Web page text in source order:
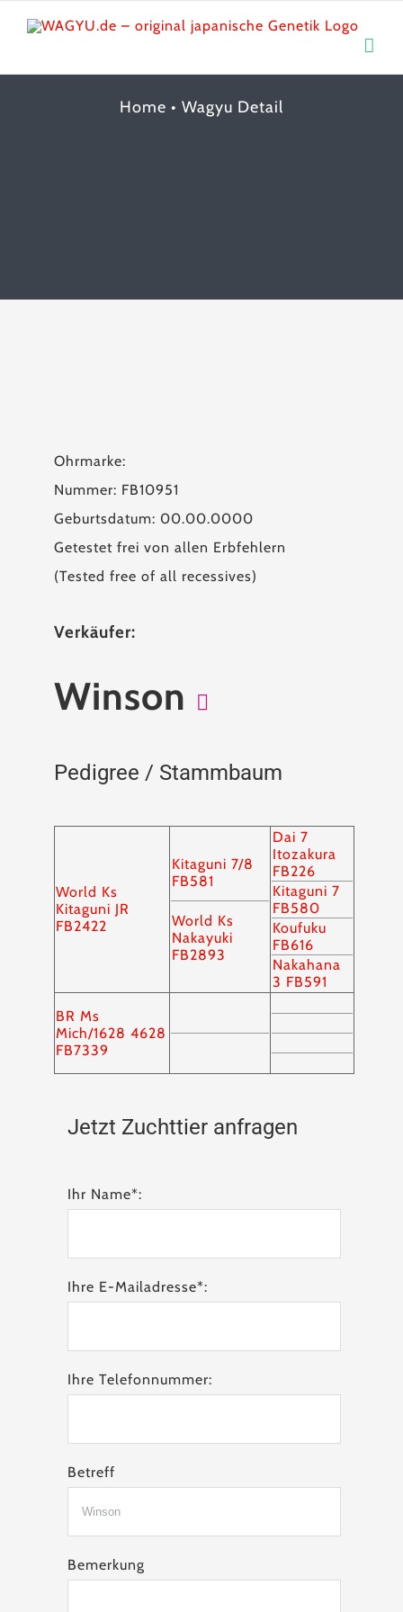
content
Home • Wagyu Detail
Ohrmarke:
Nummer: FB10951
Geburtsdatum: 00.00.0000
Getestet frei von allen Erbfehlern
(Tested free of all recessives)
Verkäufer:
Winson
Pedigree / Stammbaum
World Ks
Kitaguni JR
FB2422
Kitaguni 7/8
FB581
World Ks
Nakayuki
FB2893
Dai 7
Itozakura
FB226
Kitaguni 7
FB580
Koufuku
FB616
Nakahana
3 FB591
BR Ms
Mich/1628 4628
FB7339
Jetzt Zuchttier anfragen
Ihr Name*:
Ihre E-Mailadresse*:
Ihre Telefonnummer:
Betreff
Bemerkung